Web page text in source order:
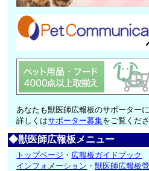
あなたも獣医師広報板のサポーター
詳しくはサポーター募集をご覧くださ
◆獣医師広報板メニュー
トップページ ・ 広報板ガイドブック
インフォメーション ・獣医師広報板